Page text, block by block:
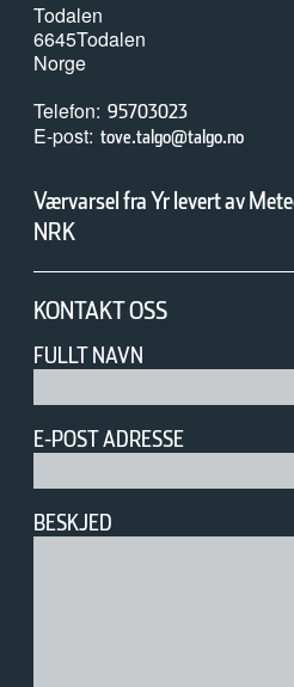
Todalen
6645Todalen
Norge
Telefon 95703023
E-post tove.talgo@talgo.no
Værvarsel fra Yr levert av
NRK
KONTAKT OSS
FULLT NAVN
E-POST ADRESSE
BESKJED